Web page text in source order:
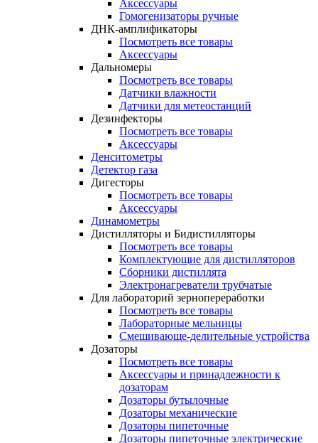
Аксессуары
Гомогенизаторы ручные
ДНК-амплификаторы
Посмотреть все товары
Аксессуары
Дальномеры
Посмотреть все товары
Датчики влажности
Датчики для метеостанций
Дезинфекторы
Посмотреть все товары
Аксессуары
Денситометры
Детектор газа
Дигесторы
Посмотреть все товары
Аксессуары
Динамометры
Дистилляторы и Бидистилляторы
Посмотреть все товары
Комплектующие для дистилляторов
Сборники дистиллята
Электронагреватели трубчатые
Для лабораторий зернопереработки
Посмотреть все товары
Лабораторные мельницы
Смешивающе-делительные устройства
Дозаторы
Посмотреть все товары
Аксессуары и принадлежности к
дозаторам
Дозаторы бутылочные
Дозаторы механические
Дозаторы пипеточные
Дозаторы пипеточные электрические